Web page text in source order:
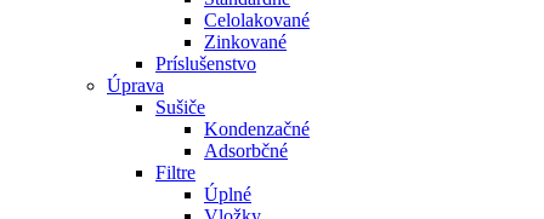
Celolakované
Zinkované
Príslušenstvo
Úprava
Sušiče
Kondenzačné
Adsorbčné
Filtre
Úplné